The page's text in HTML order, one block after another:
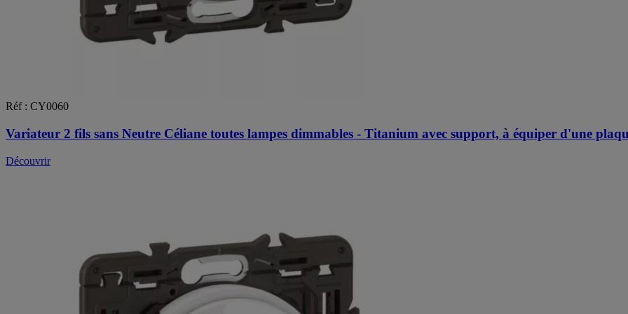
Réf : CY0060
Variateur 2 fils sans Neutre Céliane toutes lampes dimmables - Titanium avec support, à équiper d'une
Découvrir